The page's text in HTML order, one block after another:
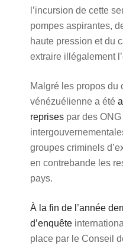
l’incursion de cette
pompes aspirantes,
haute pression et du
extraire illégalement
Malgré les propos du
vénézuélienne a été
reprisespar des ONG
groupes criminels
en contrebande les
pays.
À la fin de l’année
d’enquête
place par le Conseil